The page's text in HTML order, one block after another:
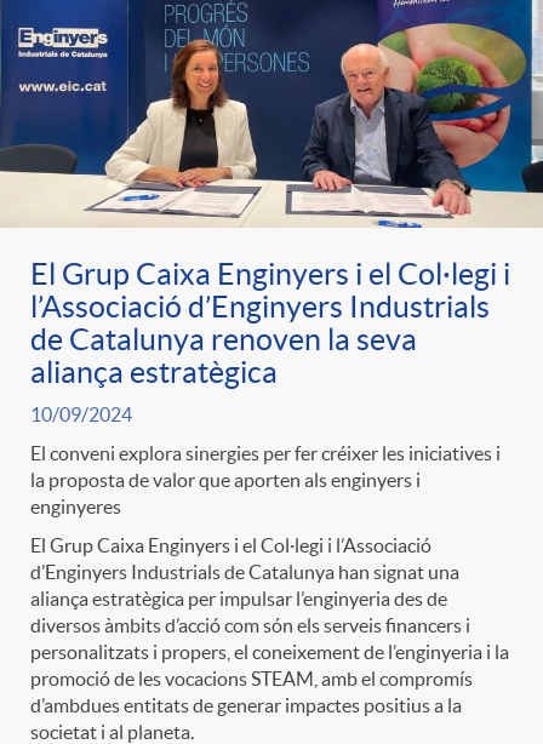
p
r
e
n
s
a
o
r
i
e
s
l
a
F
l
t
r
o
C
c
o
n
t
i
n
g
u
t
El Grup Caixa Enginyers i el Col·legi i
l’Associació d’Enginyers Industrials
de Catalunya renoven la seva
aliança estratègica
10/09/2024
El conveni explora sinergies per fer créixer les iniciatives i
la proposta de valor que aporten als enginyers i
enginyeres
El Grup Caixa Enginyers i el Col·legi i l’Associació
d’Enginyers Industrials de Catalunya han signat una
aliança estratègica per impulsar l’enginyeria des de
diversos àmbits d’acció com són els serveis financers i
personalitzats i propers, el coneixement de l’enginyeria i la
promoció de les vocacions STEAM, amb el compromís
d’ambdues entitats de generar impactes positius a la
societat i al planeta.